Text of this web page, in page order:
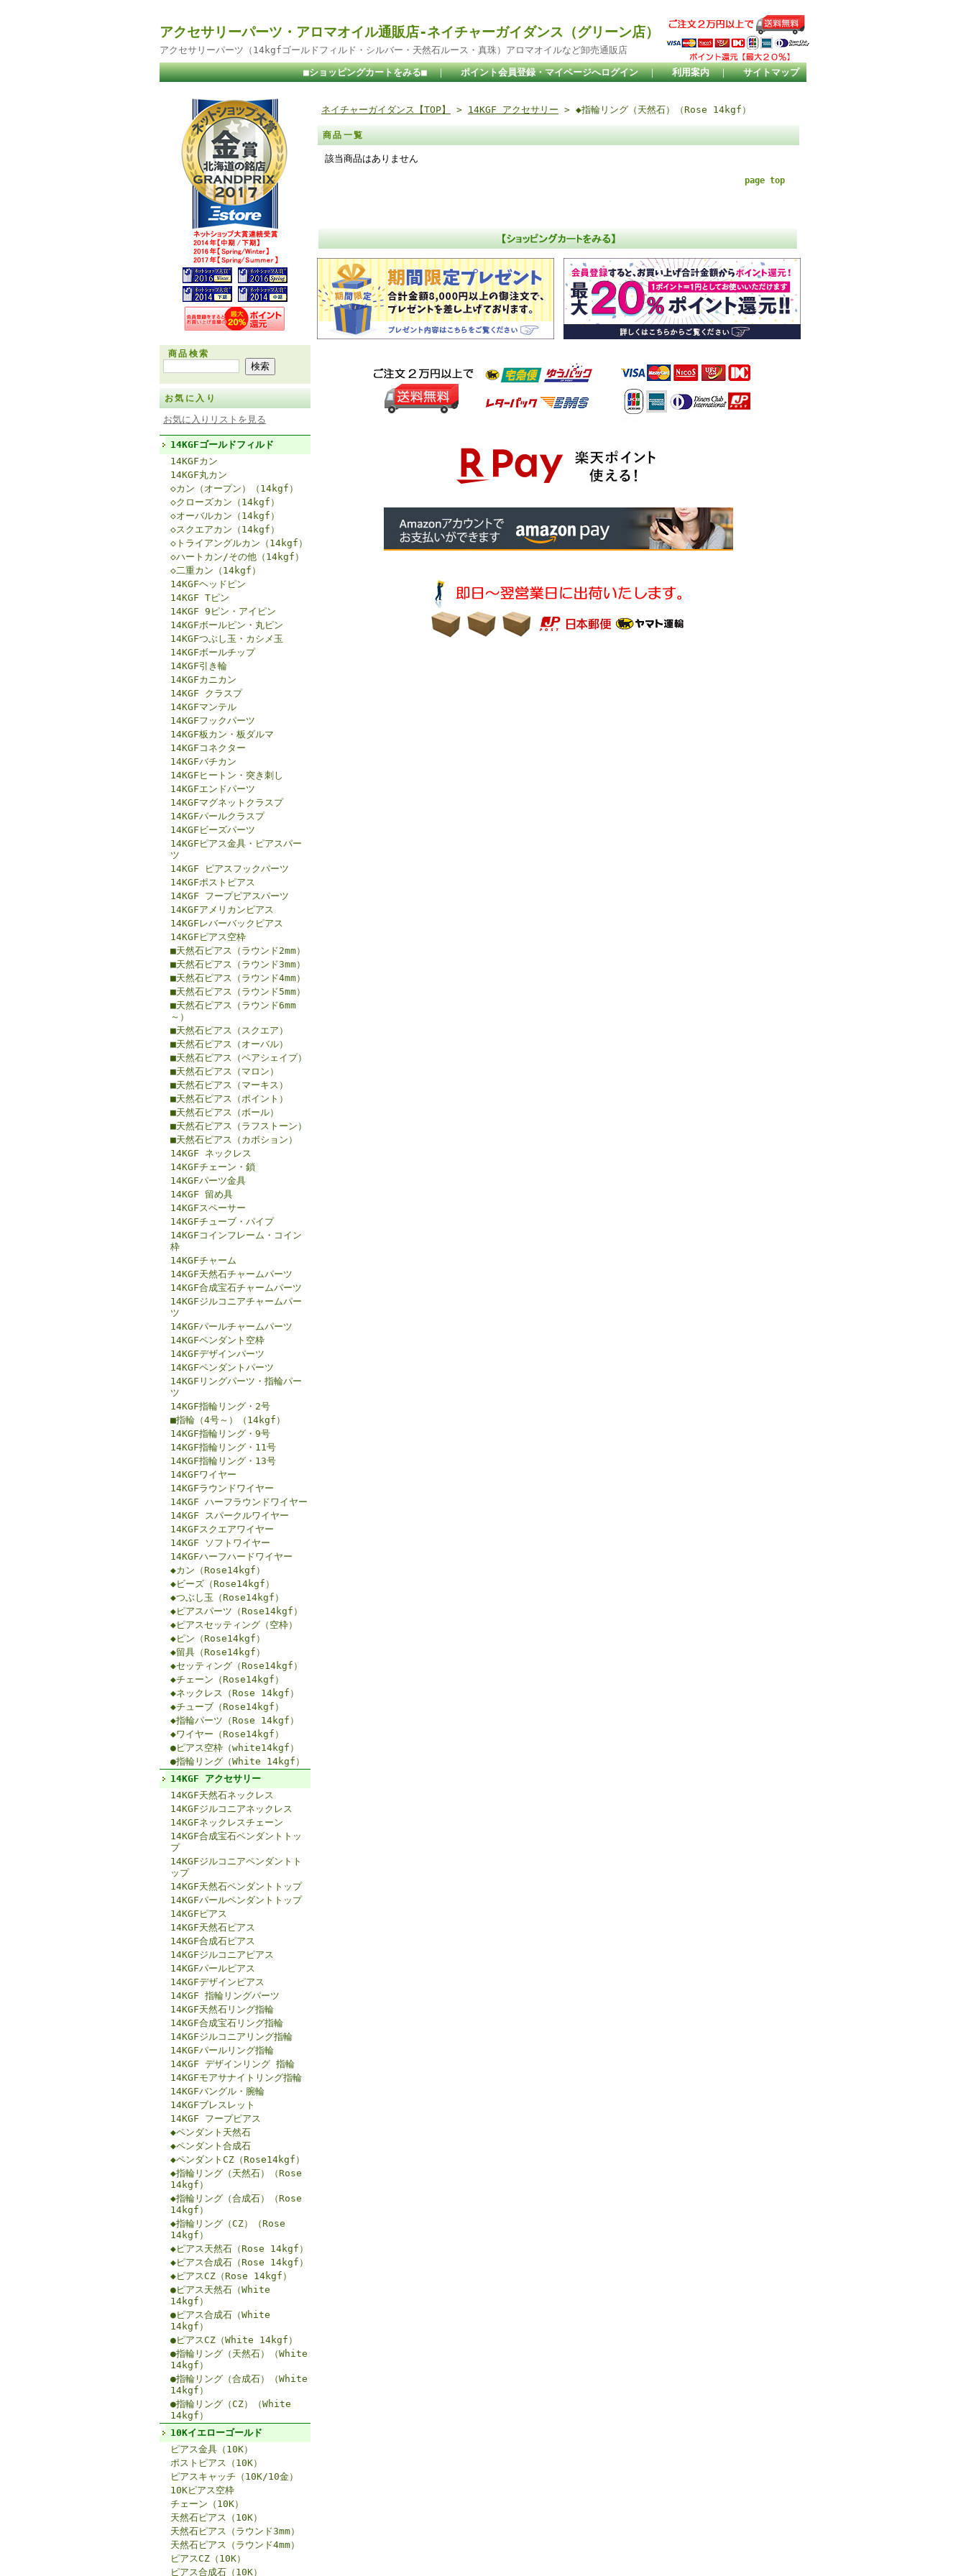
アクセサリーパーツ・アロマオイル通販店-ネイチャーガイダンス（グリーン店）
アクセサリーパーツ（14kgfゴールドフィルド・シルバー・天然石ルース・真珠）アロマオイルなど卸売通販店
■ショッピングカートをみる■ ｜ ポイント会員登録・マイページへログイン ｜ 利用案内 ｜ サイトマップ
商品検索
お気に入り
お気に入りリストを見る
14KGFゴールドフィルド
14KGFカン
14KGF丸カン
◇カン（オープン）（14kgf）
◇クローズカン（14kgf）
◇オーバルカン（14kgf）
◇スクエアカン（14kgf）
◇トライアングルカン（14kgf）
◇ハートカン/その他（14kgf）
◇二重カン（14kgf）
14KGFヘッドピン
14KGF Tピン
14KGF 9ピン・アイピン
14KGFボールピン・丸ピン
14KGFつぶし玉・カシメ玉
14KGFボールチップ
14KGF引き輪
14KGFカニカン
14KGF クラスプ
14KGFマンテル
14KGFフックパーツ
14KGF板カン・板ダルマ
14KGFコネクター
14KGFバチカン
14KGFヒートン・突き刺し
14KGFエンドパーツ
14KGFマグネットクラスプ
14KGFパールクラスプ
14KGFビーズパーツ
14KGFピアス金具・ピアスパー
ツ
14KGF ピアスフックパーツ
14KGFポストピアス
14KGF フープピアスパーツ
14KGFアメリカンピアス
14KGFレバーバックピアス
14KGFピアス空枠
■天然石ピアス（ラウンド2mm）
■天然石ピアス（ラウンド3mm）
■天然石ピアス（ラウンド4mm）
■天然石ピアス（ラウンド5mm）
■天然石ピアス（ラウンド6mm
～）
■天然石ピアス（スクエア）
■天然石ピアス（オーバル）
■天然石ピアス（ペアシェイプ）
■天然石ピアス（マロン）
■天然石ピアス（マーキス）
■天然石ピアス（ポイント）
■天然石ピアス（ボール）
■天然石ピアス（ラフストーン）
■天然石ピアス（カボション）
14KGF ネックレス
14KGFチェーン・鎖
14KGFパーツ金具
14KGF 留め具
14KGFスペーサー
14KGFチューブ・パイプ
14KGFコインフレーム・コイン
枠
14KGFチャーム
14KGF天然石チャームパーツ
14KGF合成宝石チャームパーツ
14KGFジルコニアチャームパー
ツ
14KGFパールチャームパーツ
14KGFペンダント空枠
14KGFデザインパーツ
14KGFペンダントパーツ
14KGFリングパーツ・指輪パー
ツ
14KGF指輪リング・2号
■指輪（4号～）（14kgf）
14KGF指輪リング・9号
14KGF指輪リング・11号
14KGF指輪リング・13号
14KGFワイヤー
14KGFラウンドワイヤー
14KGF ハーフラウンドワイヤー
14KGF スパークルワイヤー
14KGFスクエアワイヤー
14KGF ソフトワイヤー
14KGFハーフハードワイヤー
◆カン（Rose14kgf）
◆ビーズ（Rose14kgf）
◆つぶし玉（Rose14kgf）
◆ピアスパーツ（Rose14kgf）
◆ピアスセッティング（空枠）
◆ピン（Rose14kgf）
◆留具（Rose14kgf）
◆セッティング（Rose14kgf）
◆チェーン（Rose14kgf）
◆ネックレス（Rose 14kgf）
◆チューブ（Rose14kgf）
◆指輪パーツ（Rose 14kgf）
◆ワイヤー（Rose14kgf）
●ピアス空枠（white14kgf）
●指輪リング（White 14kgf）
14KGF アクセサリー
14KGF天然石ネックレス
14KGFジルコニアネックレス
14KGFネックレスチェーン
14KGF合成宝石ペンダントトッ
プ
14KGFジルコニアペンダントト
ップ
14KGF天然石ペンダントトップ
14KGFパールペンダントトップ
14KGFピアス
14KGF天然石ピアス
14KGF合成石ピアス
14KGFジルコニアピアス
14KGFパールピアス
14KGFデザインピアス
14KGF 指輪リングパーツ
14KGF天然石リング指輪
14KGF合成宝石リング指輪
14KGFジルコニアリング指輪
14KGFパールリング指輪
14KGF デザインリング 指輪
14KGFモアサナイトリング指輪
14KGFバングル・腕輪
14KGFブレスレット
14KGF フープピアス
◆ペンダント天然石
◆ペンダント合成石
◆ペンダントCZ（Rose14kgf）
◆指輪リング（天然石）（Rose
14kgf）
◆指輪リング（合成石）（Rose
14kgf）
◆指輪リング（CZ）（Rose
14kgf）
◆ピアス天然石（Rose 14kgf）
◆ピアス合成石（Rose 14kgf）
◆ピアスCZ（Rose 14kgf）
●ピアス天然石（White
14kgf）
●ピアス合成石（White
14kgf）
●ピアスCZ（White 14kgf）
●指輪リング（天然石）（White
14kgf）
●指輪リング（合成石）（White
14kgf）
●指輪リング（CZ）（White
14kgf）
10Kイエローゴールド
ピアス金具（10K）
ポストピアス（10K）
ピアスキャッチ（10K/10金）
10Kピアス空枠
チェーン（10K）
天然石ピアス（10K）
天然石ピアス（ラウンド3mm）
天然石ピアス（ラウンド4mm）
ピアスCZ（10K）
ピアス合成石（10K）
ネイチャーガイダンス【TOP】 > 14KGF アクセサリー > ◆指輪リング（天然石）（Rose 14kgf）
商品一覧
該当商品はありません
page top